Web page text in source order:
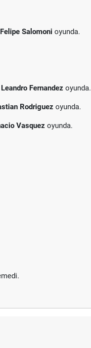
Felipe Salomoni oyunda.
Leandro Fernandez oyunda.
Rodriguez oyunda.
Vasquez oyunda.